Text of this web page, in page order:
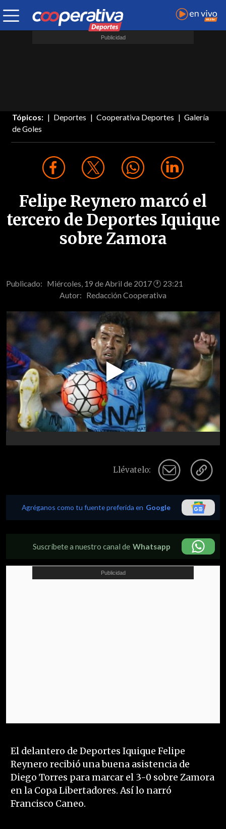
Tópicos: Deportes Cooperativa Deportes
Galería
de Goles
Felipe Reynero marcó el
tercero de Deportes Iquique
sobre Zamora
Publicado: Miércoles, 19 de Abril de 2017 🕐 23:21
Autor: Redacción Cooperativa
Play
Video
Llévatelo:
Agréganos como tu fuente preferida en Google
Suscríbete a nuestro canal de Whatsapp
El delantero de Deportes Iquique Felipe
Reynero recibió una buena asistencia de
Diego Torres para marcar el 3-0 sobre Zamora
en la Copa Libertadores. Así lo narró
Francisco Caneo.